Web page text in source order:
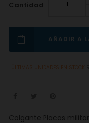
Cantidad
AÑADIR A
ÚLTIMAS UNIDADES EN STOCK
Colgante Placas